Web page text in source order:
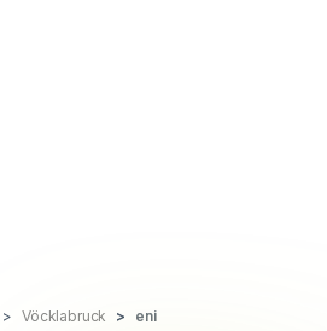
Vöcklabruck eni